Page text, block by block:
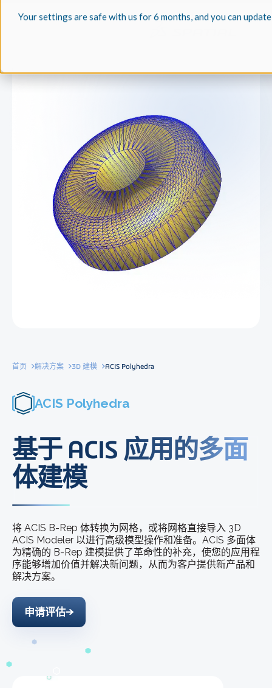
Your settings are safe with us for 6 months, and you can
首页 解决方案 3D 建模 ACIS Polyhedra
ACIS Polyhedra
基于 ACIS 应用的多面
体建模
将 ACIS B-Rep 体转换为网格，或将网格直接导入 3D
ACIS Modeler 以进行高级模型操作和准备。ACIS 多面体
为精确的 B-Rep 建模提供了革命性的补充，使您的应用程
序能够增加价值并解决新问题，从而为客户提供新产品和
解决方案。
申请评估